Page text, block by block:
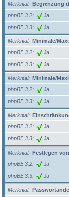
Merkmal
Begrenzung
phpBB 3.2
Ja
phpBB 3.3 Ja
Merkmal
Minimale/
phpBB 3.2
Ja
phpBB 3.3 Ja
Merkmal
Minimale/
phpBB 3.2
Ja
phpBB 3.3 Ja
Merkmal
phpBB 3.2
Ja
phpBB 3.3 Ja
Merkmal
Festlegen
phpBB 3.2
Ja
phpBB 3.3 Ja
Merkmal